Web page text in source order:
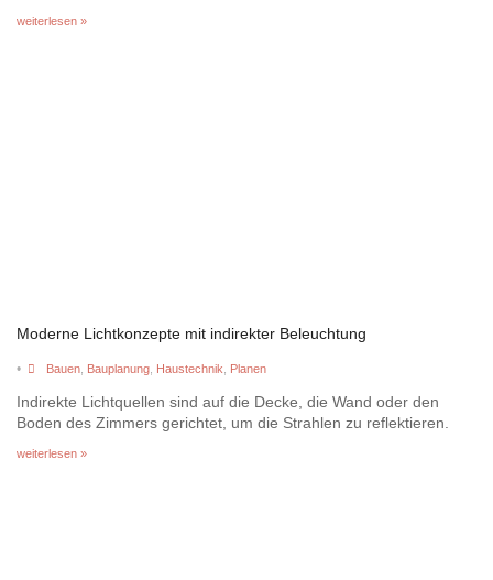
weiterlesen »
Moderne Lichtkonzepte mit indirekter Beleuchtung
• Bauen, Bauplanung, Haustechnik Planen
Indirekte Lichtquellen sind auf die Decke, die Wand oder den
Boden des Zimmers gerichtet, um die Strahlen zu reflektieren.
weiterlesen »